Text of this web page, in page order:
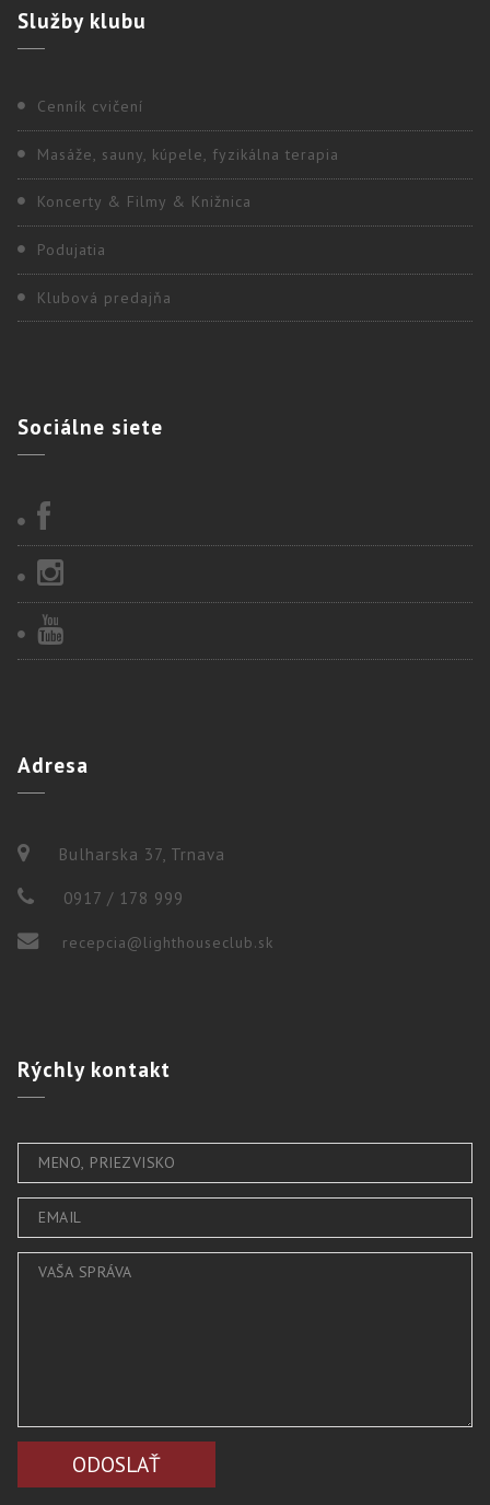
Službyklubu
Cenník cvičení
Masáže, sauny, kúpele, fyzikálna terapia
Koncerty & Filmy & Knižnica
Podujatia
Klubová predajňa
Sociálne siete
Adresa
Bulharska 37, Trnava
0917 / 178 999
recepcia@lighthouseclub.sk
Rýchlykontakt